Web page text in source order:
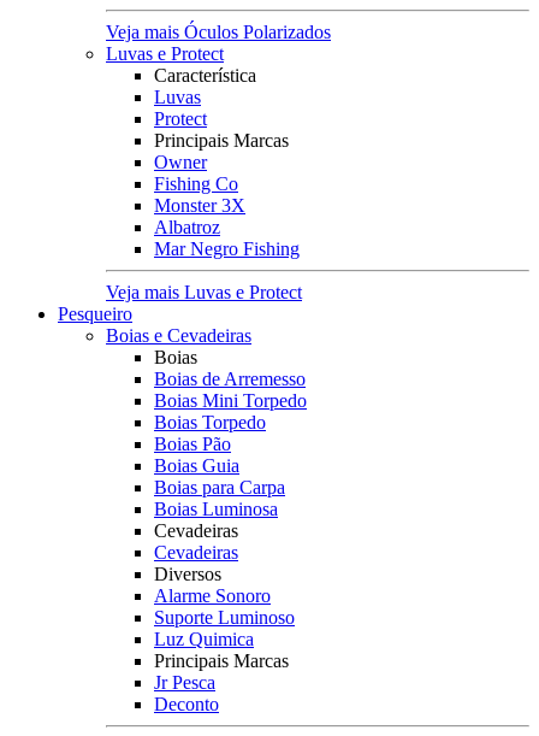
Veja mais Óculos Polarizados
Luvas e Protect
Característica
Luvas
Protect
Principais Marcas
Owner
Fishing Co
Monster 3X
Albatroz
Mar Negro Fishing
Veja mais Luvas e Protect
Pesqueiro
Boias e Cevadeiras
Boias
Boias de Arremesso
Boias Mini Torpedo
Boias Torpedo
Boias Pão
Boias Guia
Boias para Carpa
Boias Luminosa
Cevadeiras
Cevadeiras
Diversos
Alarme Sonoro
Suporte Luminoso
Luz Quimica
Principais Marcas
Jr Pesca
Deconto